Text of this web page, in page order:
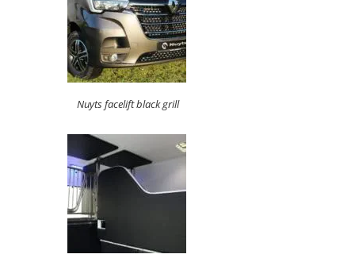
Nuyts facelift black grill